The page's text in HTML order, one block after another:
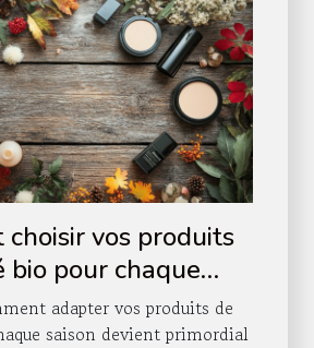
choisir vos produits
bio pour chaque
adapter vos produits de
saison devient primordial